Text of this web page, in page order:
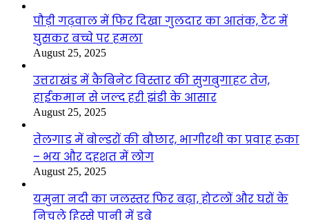
पौड़ी गढ़वाल में फिर दिखा गुलदार का आतंक, टैंट में
घुसकर बच्चे पर हमला
August 25, 2025
उत्तराखंड में कैबिनेट विस्तार की सुगबुगाहट तेज,
हाईकमान से जल्द हरी झंडी के आसार
August 25, 2025
तेलगाड में बोल्डरों की बौछार, भागीरथी का प्रवाह रुका
– भय और दहशत में लोग
August 25, 2025
यमुना नदी का जलस्तर फिर बढ़ा, होटलों और घरों के
निचले हिस्से पानी में डूबे